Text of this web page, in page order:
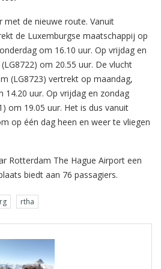
de nieuwe route. Vanuit
de Luxemburgse maatschappij op
om 16.10 uur. Op vrijdag en
om 20.55 uur. De vlucht
(LG8723) vertrekt op maandag,
14.20 uur. Op vrijdag en zondag
om 19.05 uur. Het is dus vanuit
op één dag heen en weer te vliegen
Rotterdam The Hague Airport een
biedt aan 76 passagiers.
rtha